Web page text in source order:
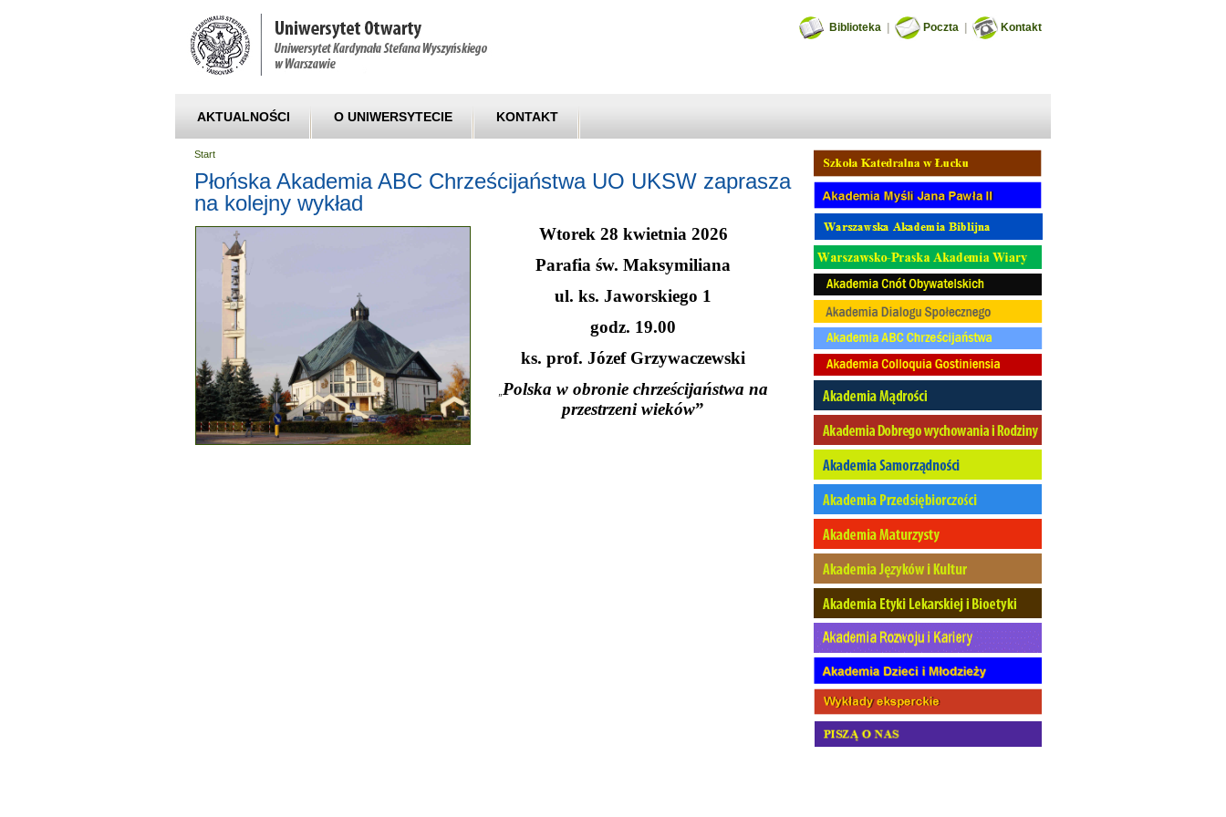
Biblioteka Poczta Kontakt
AKTUALNOŚCI O UNIWERSYTECIE KONTAKT
Start
Płońska Akademia ABC Chrześcijaństwa UO UKSW zaprasza
na kolejny wykład
Wtorek 28 kwietnia 2026
Parafia św. Maksymiliana
ul. ks. Jaworskiego 1
godz. 19.00
ks. prof. Józef Grzywaczewski
„Polska w obronie chrześcijaństwa na
przestrzeni wieków”